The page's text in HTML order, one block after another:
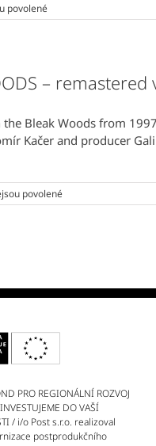
povolenéu
textu
LESEM
remasterovaná
verze
– remastered
Bleak Woods from
Kačer and producer
povolenéu
textu
THE
BLEAK
PRO REGIONÁLNÍ ROZVOJ
DO VAŠÍ
/ i/o Post s.r.o. realizoval
postprodukčního